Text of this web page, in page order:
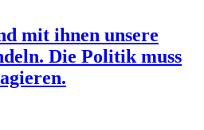
mit ihnen unsere
Die Politik muss